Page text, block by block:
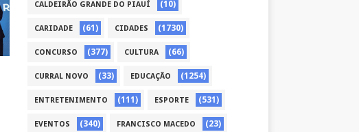
CALDEIRÃO GRANDE DO PIAUÍ (10)
CARIDADE (61) CIDADES (1730)
CONCURSO (377) CULTURA (66)
CURRAL NOVO (33) EDUCAÇÃO (1254)
ENTRETENIMENTO (111) ESPORTE (531)
EVENTOS (340) FRANCISCO MACEDO (23)